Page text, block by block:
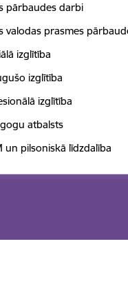
pārbaudes darbi
valodas prasmes
izglītība
izglītība
izglītība
atbalsts
un pilsoniskā līdzdalība